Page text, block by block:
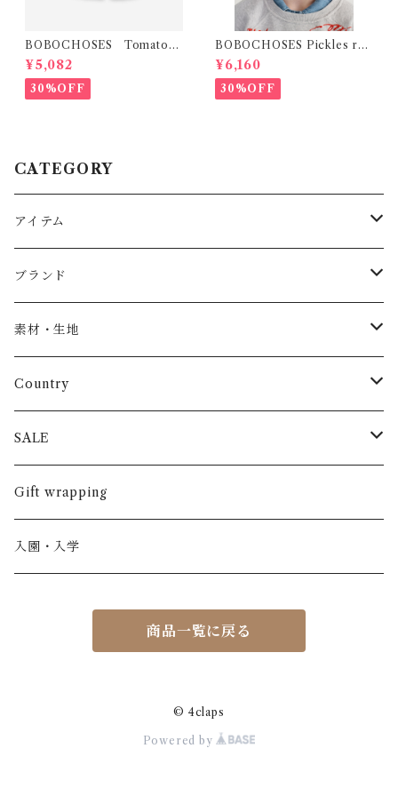
BOBOCHOSES Tomatoes
All Over Woven Shorts
¥5,082
30%OFF
BOBOCHOSES Pickles rev
ersible hat / 52,54
¥6,160
30%OFF
CATEGORY
アイテム
Baby
トップス
長袖
半袖
パンツ
長ズボン
半ズボン
スカート
ワンピース
カーディガン / 羽織もの
ブランド
AS WE GROW
ARCH&LINE
BABE & TESS
BOBOCHOSES
BONHEUR DU JOUR
素材・生地
コットン 100%
リネン( 麻 )
ウール
アルパカ
Country
France / フランス
Italy / イタリア
NY / ニューヨーク
Spain / スペイン
SALE
男の子
女の子
くつ・帽子・Bag
Gift wrapping
入園・入学
商品一覧に戻る
© 4claps
Powered by